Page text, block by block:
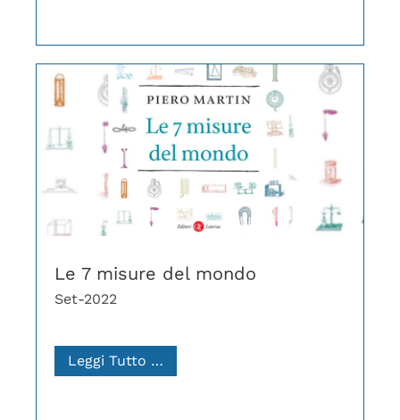
Le 7 misure del mondo
Set-2022
Leggi Tutto …